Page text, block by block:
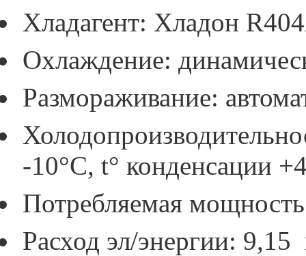
Хладагент: Хладон
Охлаждение:
Размораживание:
-10°С, t° конденсации
Потребляемая
Расход эл/энергии: 9,15